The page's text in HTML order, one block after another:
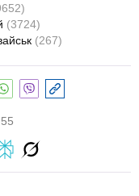
(3724)
(267)
55